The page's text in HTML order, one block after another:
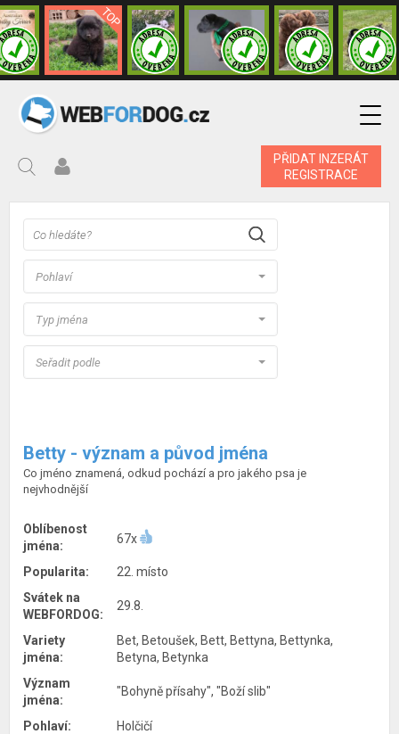
PŘIDAT INZERÁT
REGISTRACE
Pohlaví
Typ jména
Seřadit podle
Betty - význam a původ jména
Co jméno znamená, odkud pochází a pro jakého psa je
nejvhodnější
Oblíbenost
jména:
67x
Popularita:
22. místo
Svátek na
WEBFORDOG:
29.8.
Variety
jména:
Bet, Betoušek, Bett, Bettyna, Bettynka,
Betyna, Betynka
Význam
jména:
"Bohyně přísahy", "Boží slib"
Pohlaví: Holčičí